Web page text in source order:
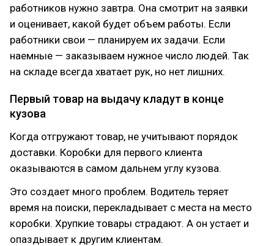
работников нужно завтра. Она смотрит на заявки
и оценивает, какой будет объем работы. Если
работники свои — планируем их задачи. Если
наемные — заказываем нужное число людей. Так
на складе всегда хватает рук, но нет лишних.
Первый товар на выдачу кладут в конце
кузова
Когда отгружают товар, не учитывают порядок
доставки. Коробки для первого клиента
оказываются в самом дальнем углу кузова.
Это создает много проблем. Водитель теряет
время на поиски, перекладывает с места на место
коробки. Хрупкие товары страдают. А он устает и
опаздывает к другим клиентам.